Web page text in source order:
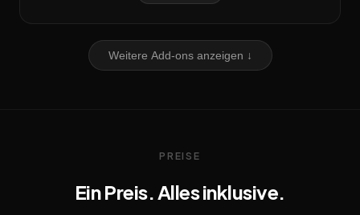
Weitere Add-ons anzeigen ↓
PREISE
Ein Preis. Alles inklusive.